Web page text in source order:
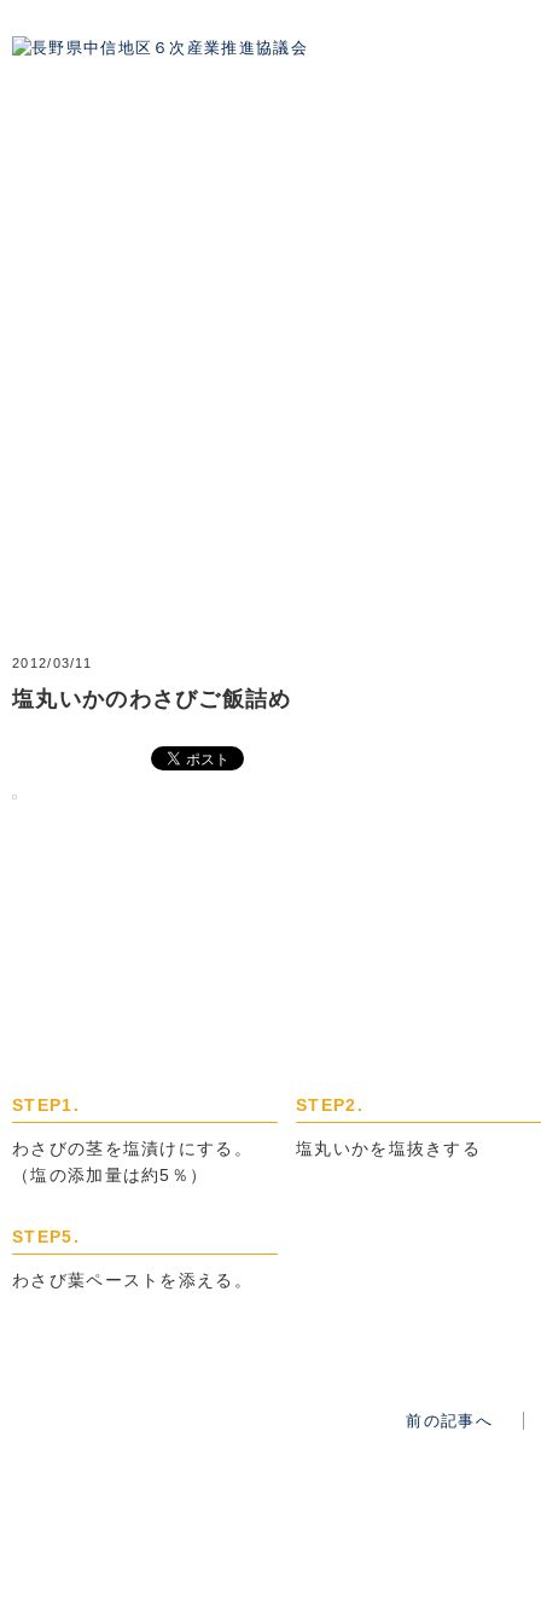
2012/03/11
塩丸いかのわさびご飯詰め
STEP1.
わさびの茎を塩漬けにする。
（塩の添加量は約5％）
STEP2.
塩丸いかを塩抜きする
STEP5.
わさび葉ペーストを添える。
前の記事へ